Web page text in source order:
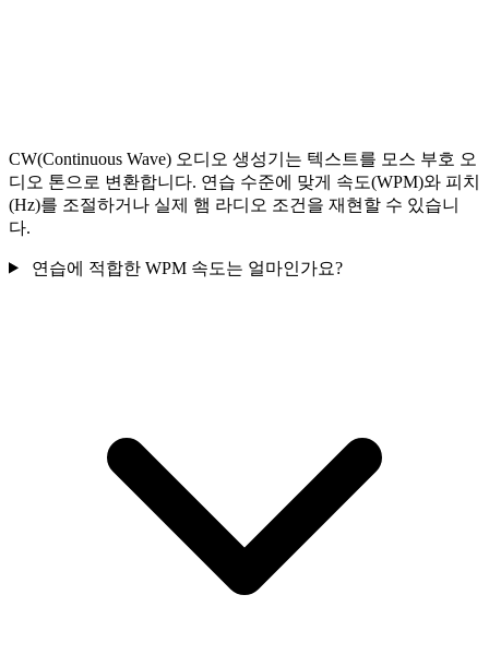
CW(Continuous Wave) 오디오 생성기는 텍스트를 모스 부호 오
디오 톤으로 변환합니다. 연습 수준에 맞게 속도(WPM)와 피치
(Hz)를 조절하거나 실제 햄 라디오 조건을 재현할 수 있습니
다.
연습에 적합한 WPM 속도는 얼마인가요?